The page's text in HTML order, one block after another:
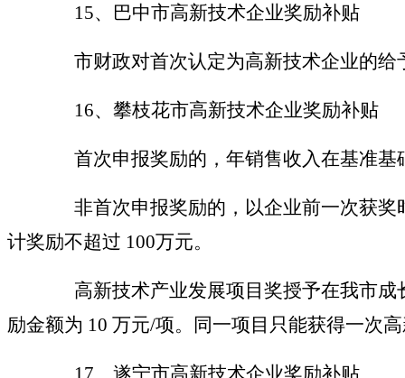
15、巴中市高新技术企业奖励补贴
市财政对首次认定为高新技术企业的给
16、攀枝花市高新技术企业奖励补贴
首次申报奖励的，年销售收入在基准基
非首次申报奖励的，以企业前一次获奖
计奖励不超过 100万元。
高新技术产业发展项目奖授予在我市成
励金额为 10 万元/项。同一项目只能获得一次
17、遂宁市高新技术企业奖励补贴